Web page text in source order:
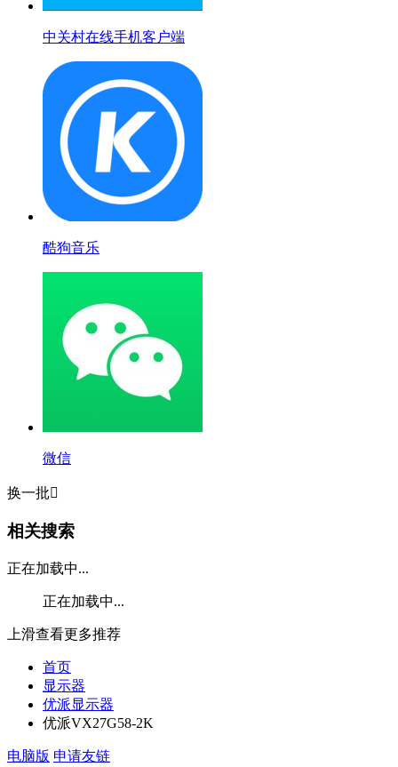
中关村在线手机客户端
酷狗音乐
微信
换一批
相关搜索
正在加载中...
正在加载中...
上滑查看更多推荐
首页
显示器
优派显示器
优派VX27G58-2K
电脑版 申请友链